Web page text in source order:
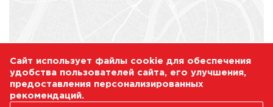
Сайт использует файлы cookie для обеспечения
удобства пользователей сайта, его улучшения,
предоставления персонализированных
рекомендаций.